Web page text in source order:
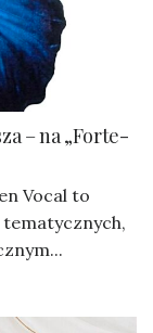
– na „Forte-
Vocal to